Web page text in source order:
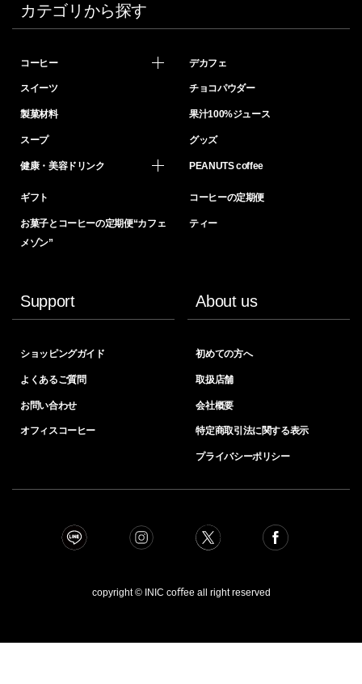
カテゴリから探す
コーヒー デカフェ
スイーツ チョコパウダー
製菓材料 果汁100%ジュース
スープ グッズ
健康・美容ドリンク PEANUTS coffee
ギフト コーヒーの定期便
お菓子とコーヒーの定期便“カフェ
メゾン”
ティー
Support
ショッピングガイド
よくあるご質問
お問い合わせ
オフィスコーヒー
About us
初めての方へ
取扱店舗
会社概要
特定商取引法に関する表示
プライバシーポリシー
copyright © INIC coﬀee all right reserved